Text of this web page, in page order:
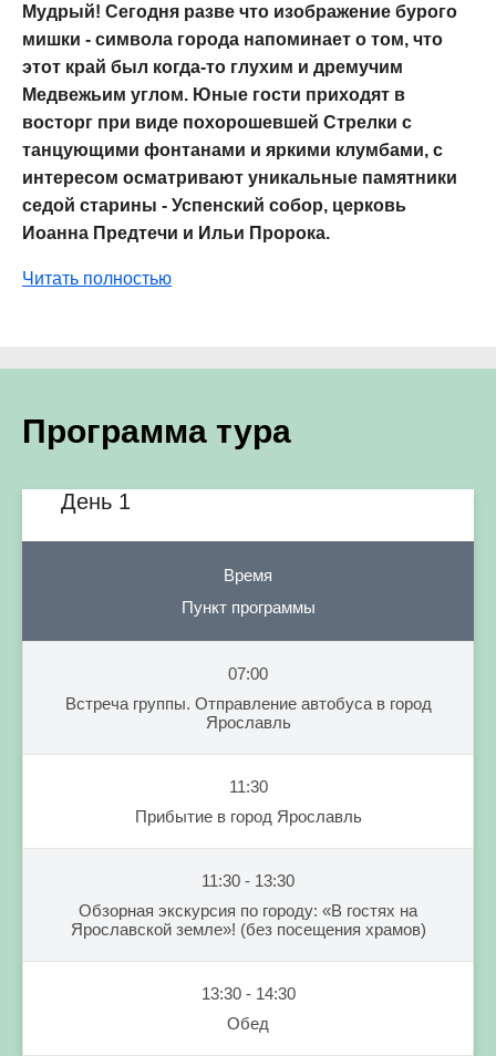
Мудрый! Сегодня разве что изображение бурого
мишки - символа города напоминает о том, что
этот край был когда-то глухим и дремучим
Медвежьим углом. Юные гости приходят в
восторг при виде похорошевшей Стрелки с
танцующими фонтанами и яркими клумбами, с
интересом осматривают уникальные памятники
седой старины - Успенский собор, церковь
Иоанна Предтечи и Ильи Пророка.
Читать полностью
Программа тура
День 1
Время
Пункт программы
07:00
Встреча группы. Отправление автобуса в город
Ярославль
11:30
Прибытие в город Ярославль
11:30 - 13:30
Обзорная экскурсия по городу: «В гостях на
Ярославской земле»! (без посещения храмов)
13:30 - 14:30
Обед